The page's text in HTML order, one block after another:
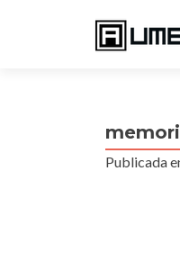
Publicada